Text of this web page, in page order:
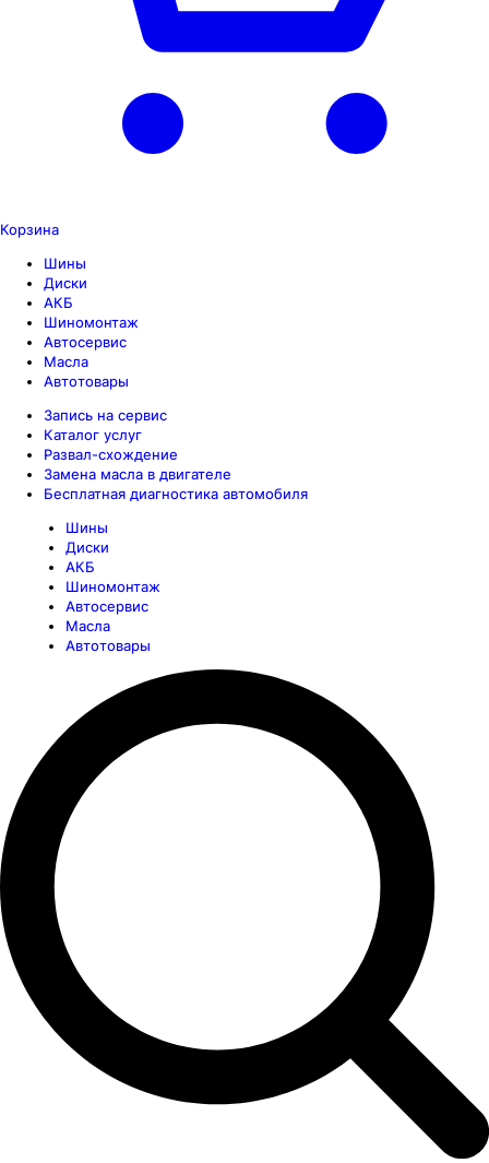
Корзина
Шины
Диски
АКБ
Шиномонтаж
Автосервис
Масла
Автотовары
Запись на сервис
Каталог услуг
Развал-схождение
Замена масла в двигателе
Бесплатная диагностика автомобиля
Шины
Диски
АКБ
Шиномонтаж
Автосервис
Масла
Автотовары